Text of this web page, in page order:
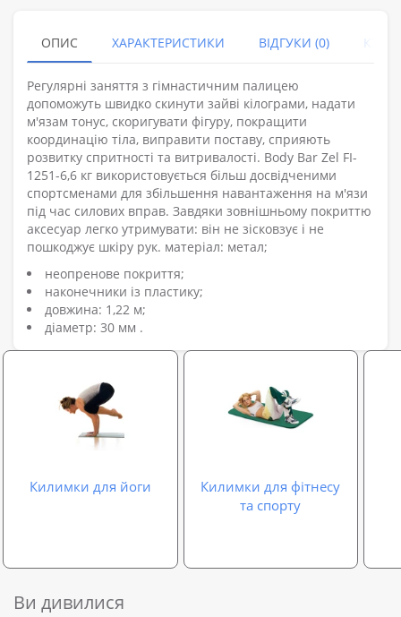
ОПИС ХАРАКТЕРИСТИКИ ВІДГУКИ (0)
Регулярні заняття з гімнастичним палицею
допоможуть швидко скинути зайві кілограми, надати
м'язам тонус, скоригувати фігуру, покращити
координацію тіла, виправити поставу, сприяють
розвитку спритності та витривалості. Body Bar Zel FI-
1251-6,6 кг використовується більш досвідченими
спортсменами для збільшення навантаження на м'язи
під час силових вправ. Завдяки зовнішньому покриттю
аксесуар легко утримувати: він не зісковзує і не
пошкоджує шкіру рук. матеріал: метал;
неопренове покриття;
наконечники із пластику;
довжина: 1,22 м;
діаметр: 30 мм .
Килимки для йоги
Килимки для фітнесу
та спорту
Ви дивилися